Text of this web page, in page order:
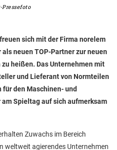
Pressefoto
sich mit der Firma norelem
neuen TOP-Partner zur neuen
heißen. Das Unternehmen mit
und Lieferant von Normteilen
den Maschinen- und
Spieltag auf sich aufmerksam
Zuwachs im Bereich
weltweit agierendes Unternehmen